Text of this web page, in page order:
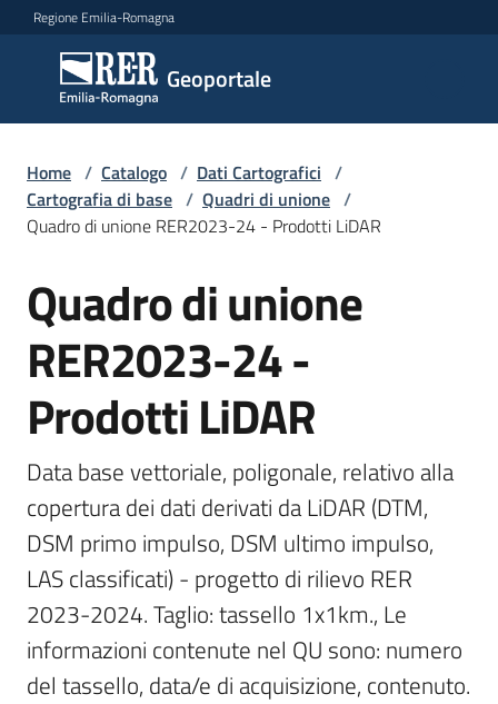
Vai al contenuto
Vai alla navigazione
Vai al footer
Regione Emilia-Romagna
Geoportale
Geoportale
Catalogo
dati,
servizi
Visualizza
dati
on-
Scarica
i
dati
Approfondimenti
Home / Catalogo / Dati Cartografici /
Cartografia di base / Quadri di unione /
Quadro di unione RER2023-24 - Prodotti LiDAR
Salta al contenuto
Quadro di unione
RER2023-24 -
Prodotti LiDAR
Data base vettoriale, poligonale, relativo alla
copertura dei dati derivati da LiDAR (DTM,
DSM primo impulso, DSM ultimo impulso,
LAS classificati) - progetto di rilievo RER
2023-2024. Taglio: tassello 1x1km., Le
informazioni contenute nel QU sono: numero
del tassello, data/e di acquisizione, contenuto.